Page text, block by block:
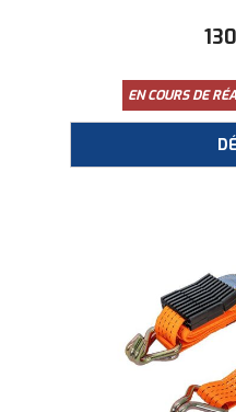
130
EN COURS DE